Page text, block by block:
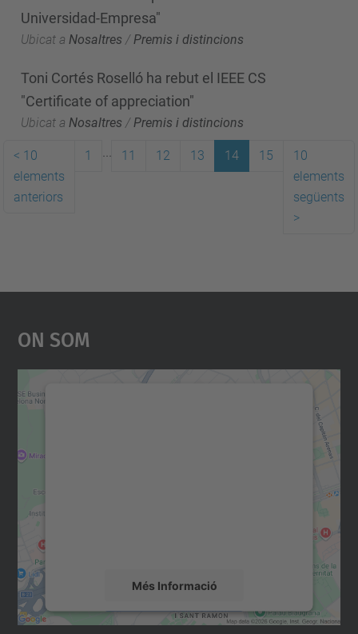
Universidad-Empresa"
Ubicat a Nosaltres / Premis i distincions
Toni Cortés Roselló ha rebut el IEEE CS
"Certificate of appreciation"
Ubicat a Nosaltres /Premis i distincions
< 10
elements
anteriors
1 11 12 13 14 15
10
elements
següents
>
On Som
Més Informació
Accepta